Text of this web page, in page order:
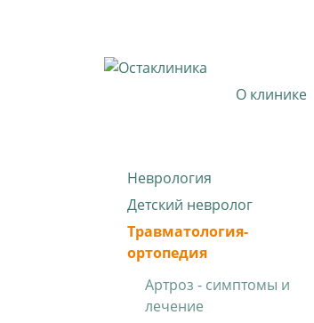
О клинике
Неврология
Детский невролог
Травматология-
ортопедия
Артроз - симптомы и
лечение